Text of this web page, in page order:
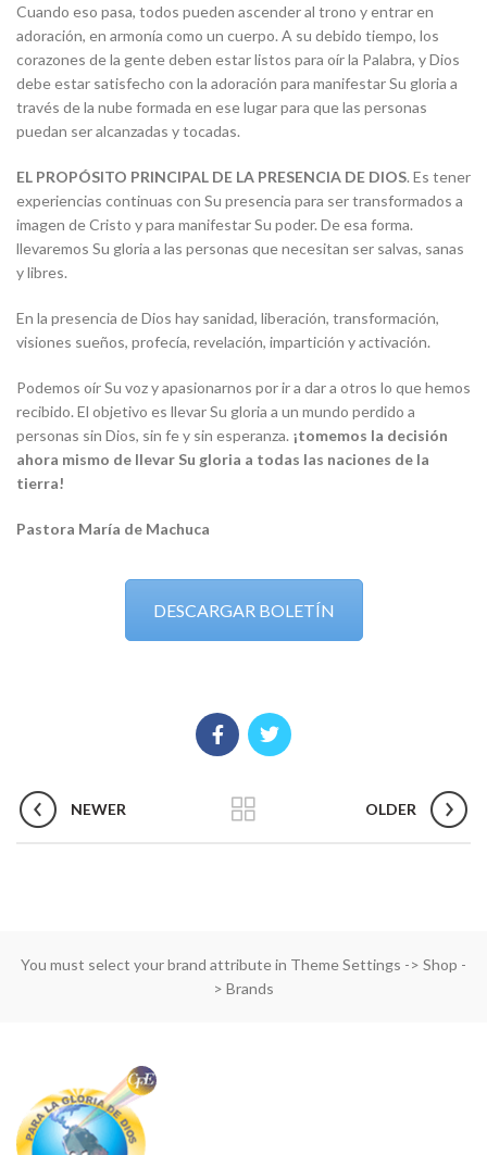
Cuando eso pasa, todos pueden ascender al trono y entrar en
adoración, en armonía como un cuerpo. A su debido tiempo, los
corazones de la gente deben estar listos para oír la Palabra, y Dios
debe estar satisfecho con la adoración para manifestar Su gloria a
través de la nube formada en ese lugar para que las personas
puedan ser alcanzadas y tocadas.
EL PROPÓSITO PRINCIPAL DE LA PRESENCIA DE DIOS. Es tener
experiencias continuas con Su presencia para ser transformados a
imagen de Cristo y para manifestar Su poder. De esa forma.
llevaremos Su gloria a las personas que necesitan ser salvas, sanas
y libres.
En la presencia de Dios hay sanidad, liberación, transformación,
visiones sueños, profecía, revelación, impartición y activación.
Podemos oír Su voz y apasionarnos por ir a dar a otros lo que hemos
recibido. El objetivo es llevar Su gloria a un mundo perdido a
personas sin Dios, sin fe y sin esperanza. ¡tomemos la decisión
ahora mismo de llevar Su gloria a todas las naciones de la
tierra!
Pastora María de Machuca
DESCARGAR BOLETÍN
NEWER OLDER
You must select your brand attribute in Theme Settings -> Shop -
> Brands